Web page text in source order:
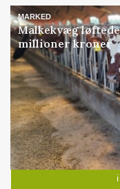
MARKED
Malkekvæg
millioner kroner